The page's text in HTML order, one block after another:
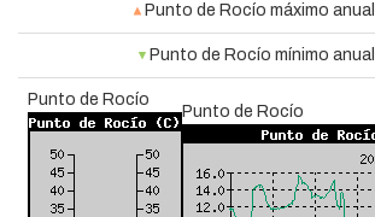
Punto de Rocío máximo anual
Punto de Rocío mínimo anual
Punto de Rocío
Punto de Rocío